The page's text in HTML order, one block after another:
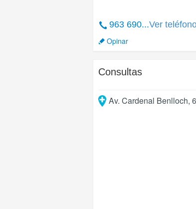
963 690...Ver
Opinar
Consultas
Av. Cardenal Benlloch,